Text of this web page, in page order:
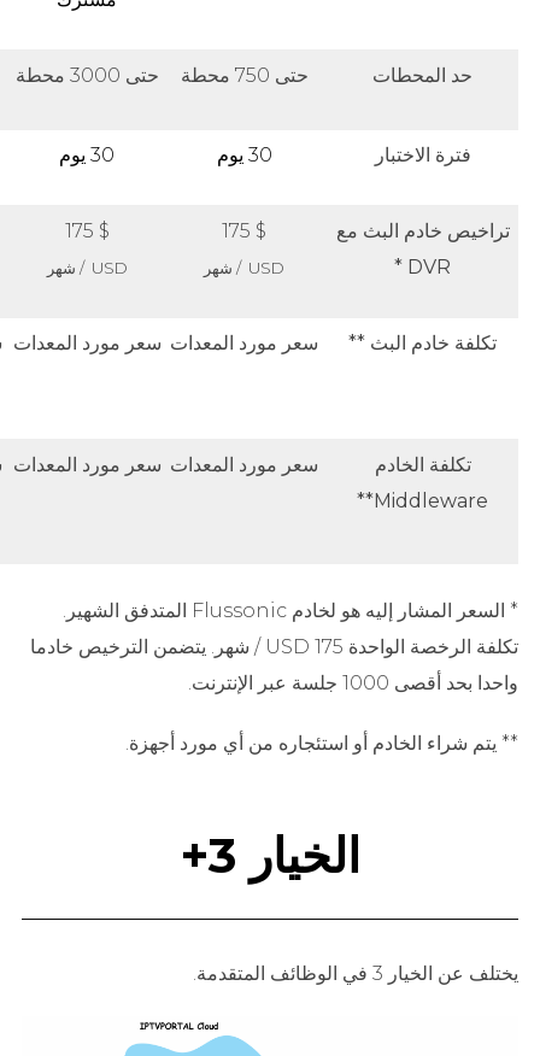
حد المحطات حتى 750 محطة حتى 3000 محطة
فترة الاختبار 30 يوم 30 يوم
تراخيص خادم البث مع
DVR *
$ 175
USD / شهر
$ 175
USD / شهر
تكلفة خادم البث ** سعر مورد المعدات سعر مورد المعدات
تكلفة الخادم
Middleware**
سعر مورد المعدات سعر مورد المعدات
* السعر المشار إليه هو لخادم Flussonic المتدفق الشهير.
تكلفة الرخصة الواحدة 175 USD / شهر. يتضمن الترخيص خادما
واحدا بحد أقصى 1000 جلسة عبر الإنترنت.
** يتم شراء الخادم أو استئجاره من أي مورد أجهزة.
الخيار 3+
يختلف عن الخيار 3 في الوظائف المتقدمة.